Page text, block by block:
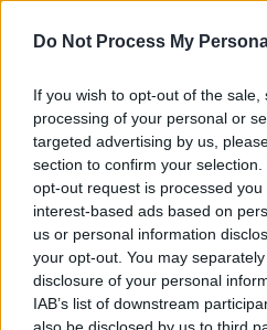
Do Not Process My
If you wish to opt-out of the
processing of your personal or
targeted advertising by us,
section to confirm your
opt-out request is processed
interest-based ads based on
us or personal information
your opt-out. You may
disclosure of your personal
IAB’s list of downstream
Πολιτισμός|05.04.2022
Μυστήριο στο
Κέιμπριτζ: Τα
Δαρβίνου που
ροζ σακούλα δώρου
Μία μυστηριώδης...
Πανεπιστήμιο του